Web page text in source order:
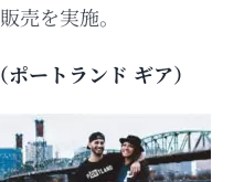
売を実施。
ートランド ギア）